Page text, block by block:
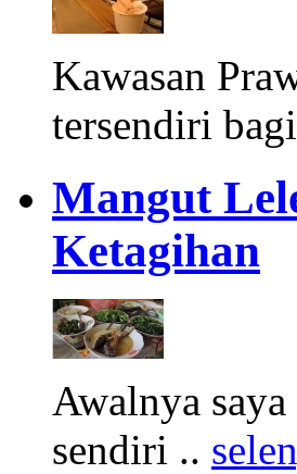
Kawasan
tersendiri
Mangut
Ketagihan
Awalnya
sendiri ..